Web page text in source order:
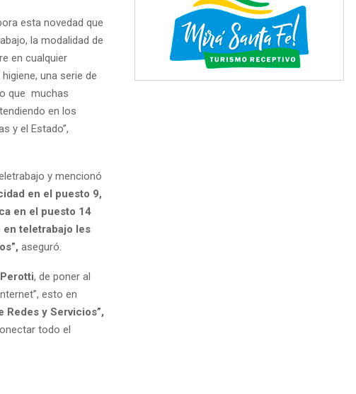
esta novedad que
la modalidad de
en cualquier
una serie de
que muchas
en los
y el Estado”,
y mencionó
en el puesto 9,
en el puesto 14
en teletrabajo les
aseguró.
, de poner al
esto en
Redes y Servicios”,
todo el